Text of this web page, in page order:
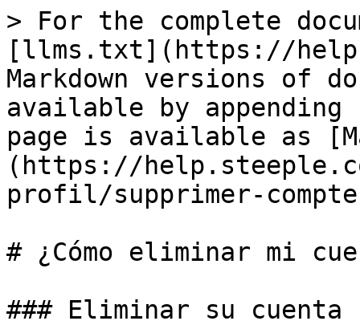
> For the complete
[llms.txt](https://
Markdown versions of
available by
page is available as
(https://
profil/supprimer-
# ¿Cómo eliminar mi
### Eliminar su cuenta